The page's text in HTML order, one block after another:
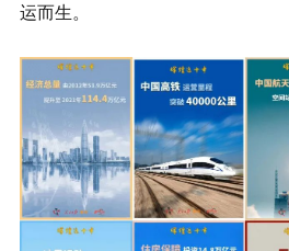
运而生。